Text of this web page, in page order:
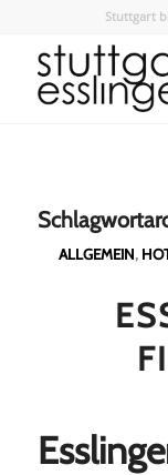
Stuttgart
ALLGEMEIN,